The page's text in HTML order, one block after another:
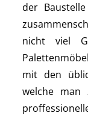
der
nicht viel
mit den
welche